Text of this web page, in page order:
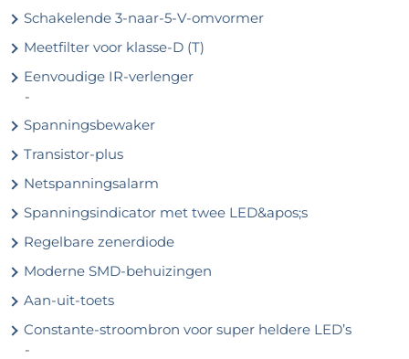
Schakelende 3-naar-5-V-omvormer
Meetfilter voor klasse-D (T)
Eenvoudige IR-verlenger
-
Spanningsbewaker
Transistor-plus
Netspanningsalarm
Spanningsindicator met twee LED&apos;s
Regelbare zenerdiode
Moderne SMD-behuizingen
Aan-uit-toets
Constante-stroombron voor super heldere LED’s
-